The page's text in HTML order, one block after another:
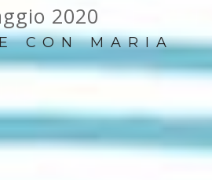
2020
CON MARIA